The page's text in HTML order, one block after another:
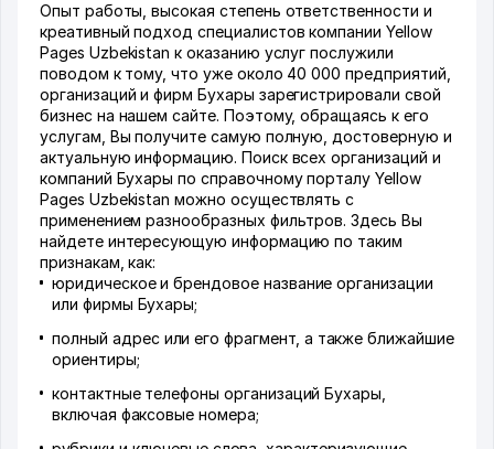
Опыт работы, высокая степень ответственности и
креативный подход специалистов компании Yellow
Pages Uzbekistan к оказанию услуг послужили
поводом к тому, что уже около 40 000 предприятий,
организаций и фирм Бухары зарегистрировали свой
бизнес на нашем сайте. Поэтому, обращаясь к его
услугам, Вы получите самую полную, достоверную и
актуальную информацию. Поиск всех организаций и
компаний Бухары по справочному порталу Yellow
Pages Uzbekistan можно осуществлять с
применением разнообразных фильтров. Здесь Вы
найдете интересующую информацию по таким
признакам, как:
юридическое и брендовое название организации
или фирмы Бухары;
полный адрес или его фрагмент, а также ближайшие
ориентиры;
контактные телефоны организаций Бухары,
включая факсовые номера;